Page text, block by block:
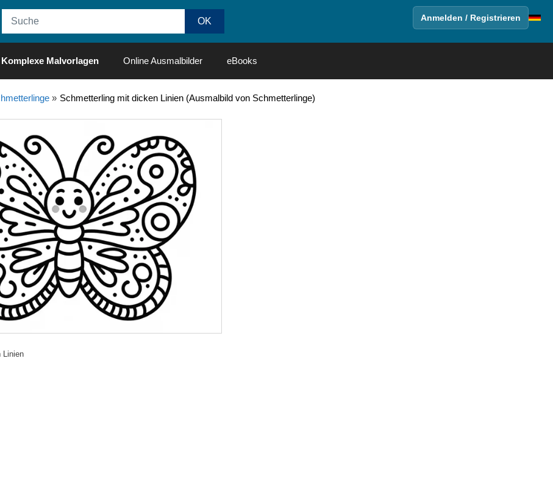
Anmelden / Registrieren
Komplexe Malvorlagen Online Ausmalbilder eBooks
» Schmetterling mit dicken Linien (Ausmalbild von Schmetterlinge)
Linien